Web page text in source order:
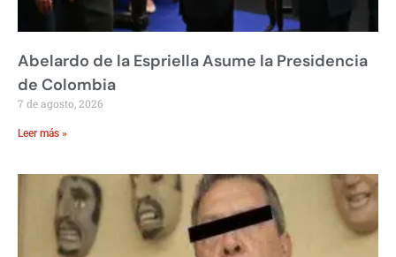
Abelardo de la Espriella Asume la Presidencia
de Colombia
7 de agosto, 2026
Leer más »